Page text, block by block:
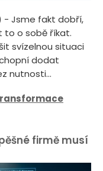
- Jsme fakt dobří,
to o sobě říkat.
svízelnou situaci
dodat
nutnosti...
firmě musí